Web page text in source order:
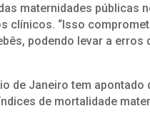
maternidades públicas
clínicos. “Isso
podendo levar a erros
de Janeiro tem
de mortalidade